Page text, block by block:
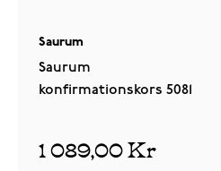
Saurum
Saurum
konfirmationskors 5081
1 089,00 Kr